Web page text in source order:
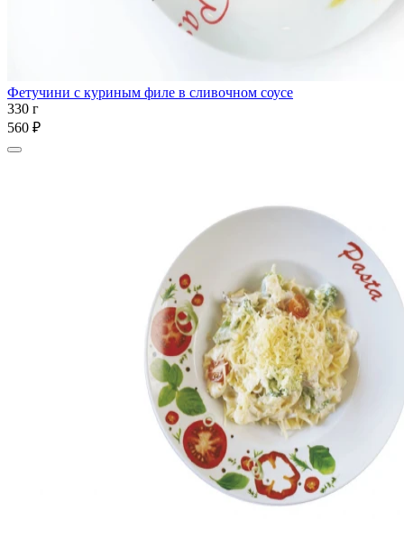
Фетучини с куриным филе в сливочном соусе
330 г
560 ₽